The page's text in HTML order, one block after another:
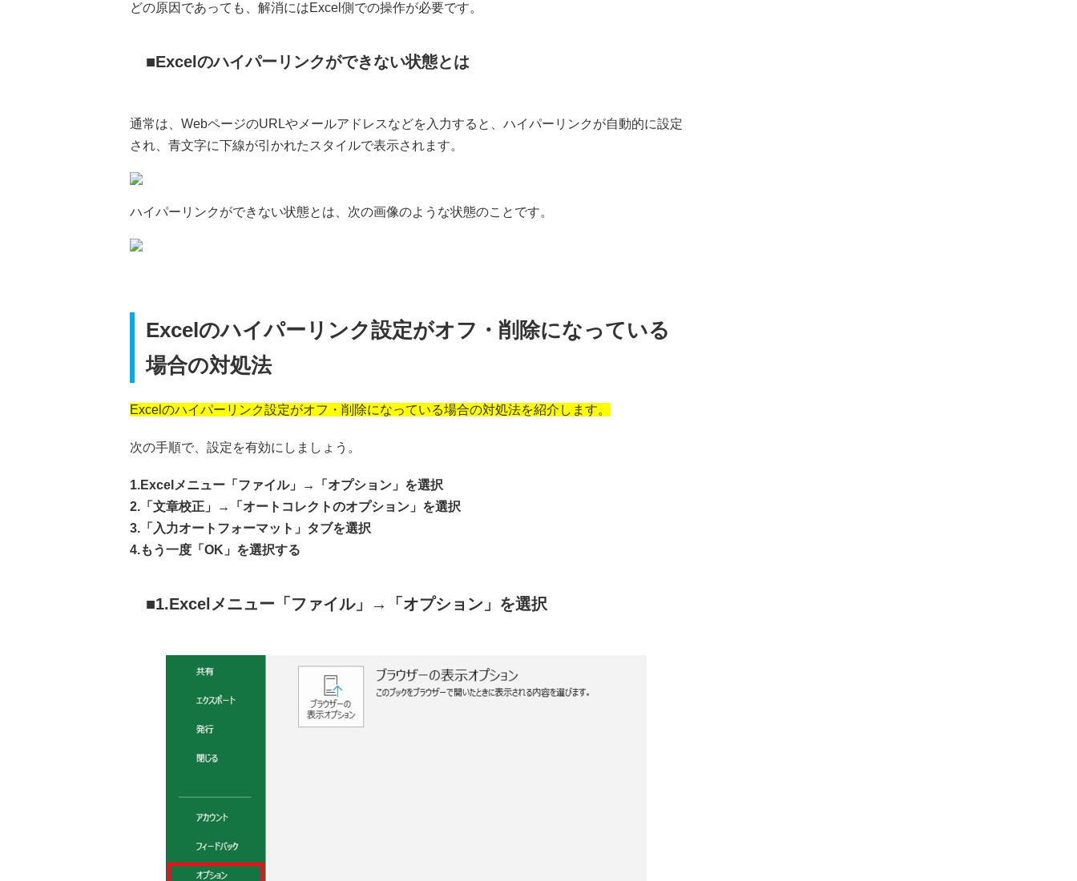
どの原因であっても、解消にはExcel側での操作が必要です。
Excelのハイパーリンクができない状態とは
通常は、WebページのURLやメールアドレスなどを入力すると、ハイパーリンクが自動的に設定
され、青文字に下線が引かれたスタイルで表示されます。
ハイパーリンクができない状態とは、次の画像のような状態のことです。
Excelのハイパーリンク設定がオフ・削除になっている
場合の対処法
Excelのハイパーリンク設定がオフ・削除になっている場合の対処法を紹介します。
次の手順で、設定を有効にしましょう。
1.Excelメニュー「ファイル」→「オプション」を選択
2.「文章校正」→「オートコレクトのオプション」を選択
3.「入力オートフォーマット」タブを選択
4.もう一度「OK」を選択する
1.Excelメニュー「ファイル」→「オプション」を選択